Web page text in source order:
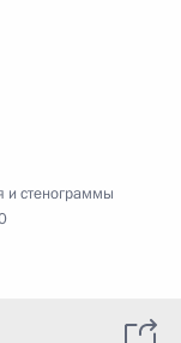
и стенограммы